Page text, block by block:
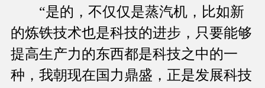
“是的，不仅仅是蒸汽机，比如新
的炼铁技术也是科技的进步，只要能够
提高生产力的东西都是科技之中的一
种，我朝现在国力鼎盛，正是发展科技